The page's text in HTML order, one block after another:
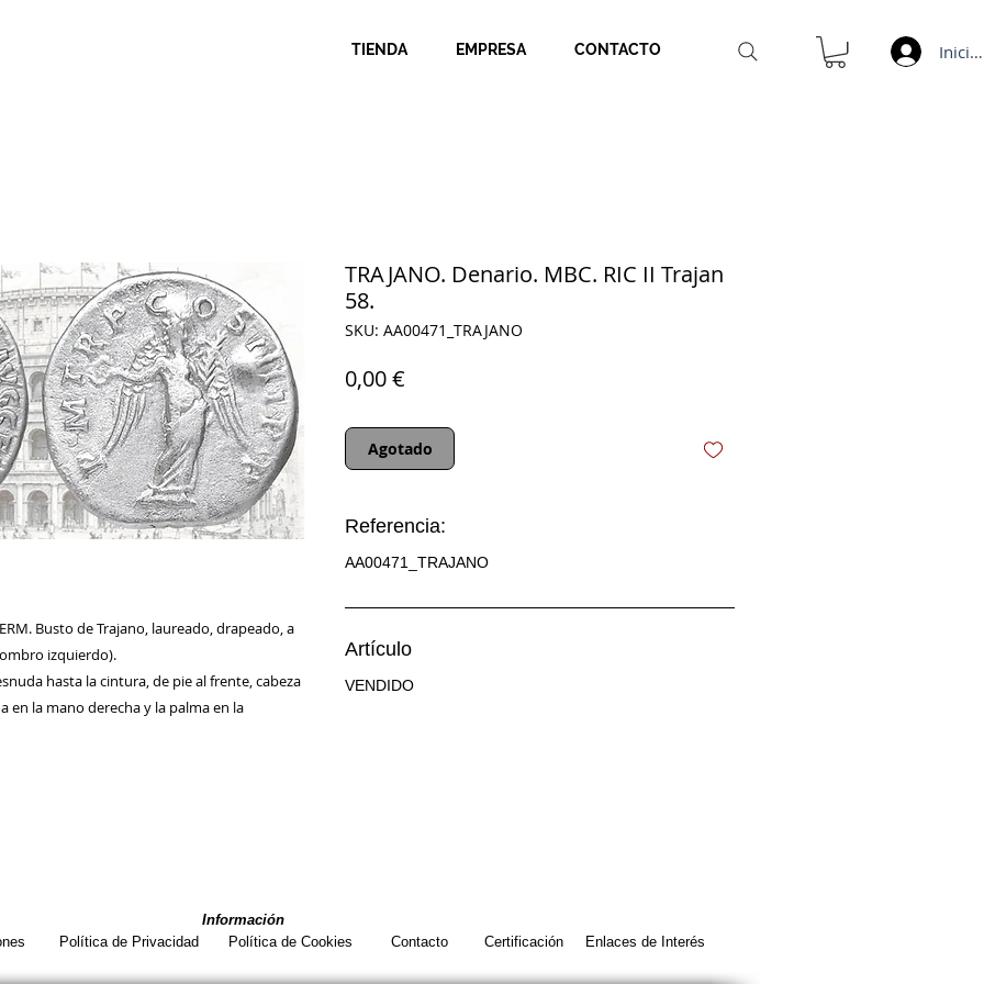
TIENDA EMPRESA CONTACTO
Busto de Trajano, laureado, drapeado, a
izquierdo).
hasta la cintura, de pie al frente, cabeza
en la mano derecha y la palma en la
TRAJANO. Denario. MBC. RIC II Trajan
58.
SKU: AA00471_TRAJANO
0,00 €
Agotado
Referencia:
AA00471_TRAJANO
Artículo
VENDIDO
Información
Política de Privacidad Política de Cookies Contacto Certificación Enlaces de Interés